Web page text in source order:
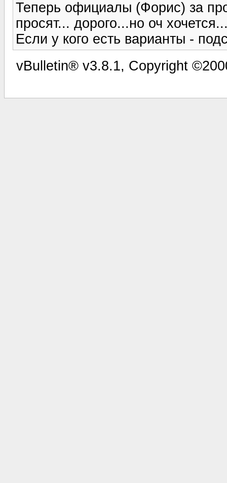
Теперь официалы (Форис) за
просят... дорого...но оч
Если у кого есть варианты -
vBulletin® v3.8.1, Copyright